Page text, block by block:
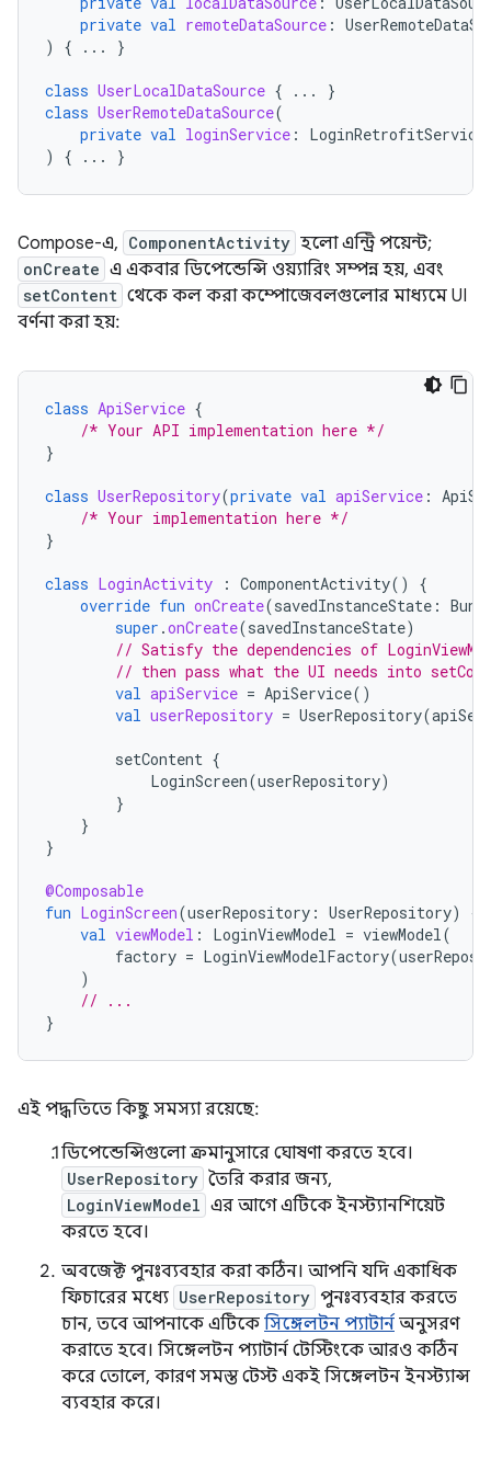
private val remoteDataSource :
)
{ ... }
class UserLocalDataSource { ...
}
class UserRemoteDataSource(
private val loginService :
LoginRetrofitService
)
{ ... }
Compose-এ, ComponentActivity হলো এন্ট্রি পয়েন্ট;
onCreate এ একবার ডিপেন্ডেন্সি ওয়্যারিং সম্পন্ন হয়, এবং
setContent থেকে কল করা কম্পোজেবলগুলোর মাধ্যমে UI
বর্ণনা করা হয়:
class ApiService {
/* Your API implementation here */
}
class UserRepository(private val apiService :
/* Your implementation here */
}
class LoginActivity : ComponentActivity()
{
override fun onCreate(savedInstanceState :
super .onCreate(savedInstanceState)
// Satisfy the dependencies of
// then pass what the UI needs into
val apiService = ApiService()
val userRepository = UserRepository(
setContent {
LoginScreen(userRepository)
}
}
}
@Composable
fun LoginScreen(userRepository : UserRepository)
{
val viewModel : LoginViewModel = viewModel(
factory = LoginViewModelFactory(
)
// ...
}
এই পদ্ধতিতে কিছু সমস্যা রয়েছে:
ডিপেন্ডেন্সিগুলো ক্রমানুসারে ঘোষণা করতে হবে।
UserRepository তৈরি করার জন্য,
LoginViewModel এর আগে এটিকে ইনস্ট্যানশিয়েট
করতে হবে।
অবজেক্ট পুনঃব্যবহার করা কঠিন। আপনি যদি একাধিক
ফিচারের মধ্যে UserRepository পুনঃব্যবহার করতে
চান, তবে আপনাকে এটিকে সিঙ্গেলটন প্যাটার্ন অনুসরণ
করাতে হবে। সিঙ্গেলটন প্যাটার্ন টেস্টিংকে আরও কঠিন
করে তোলে, কারণ সমস্ত টেস্ট একই সিঙ্গেলটন ইনস্ট্যান্স
ব্যবহার করে।